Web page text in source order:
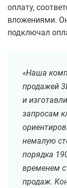
оплату,
вложениями.
подключал
«Наша
продажей
и
запросам
немалую
порядка
временем
продаж.